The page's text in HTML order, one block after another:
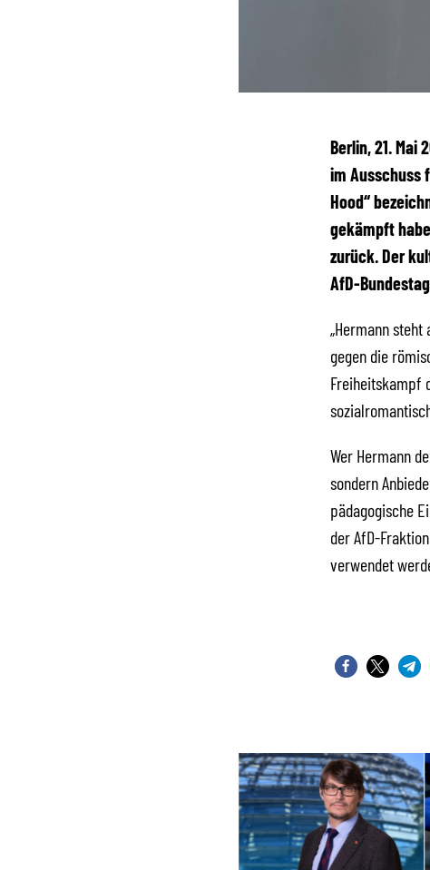
Berlin, 21. Mai
im Ausschuss
Hood“
gekämpft
zurück. Der
AfD-
„Hermann
gegen die
Freiheitskampf
Wer Hermann
sondern
pädagogische
der AfD-
verwendet